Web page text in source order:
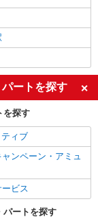
ートを探す
を探す
ティブ
ンペーン・アミュ
ビス
パートを探す